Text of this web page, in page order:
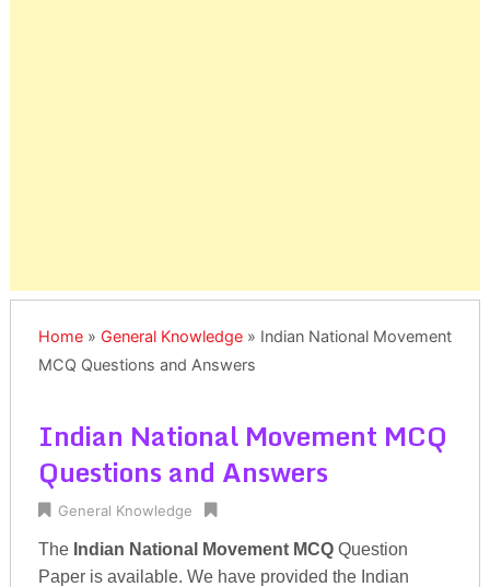
Home» General Knowledge» Indian National Movement
MCQ Questions and Answers
Indian National Movement MCQ
Questions and Answers
General Knowledge
The Indian National Movement MCQQuestion
Paper is available. We have provided the Indian